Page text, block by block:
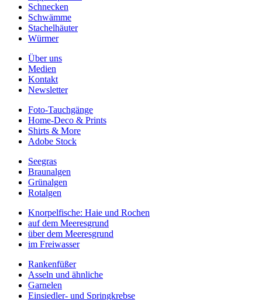
Schnecken
Schwämme
Stachelhäuter
Würmer
Über uns
Medien
Kontakt
Newsletter
Foto-Tauchgänge
Home-Deco & Prints
Shirts & More
Adobe Stock
Seegras
Braunalgen
Grünalgen
Rotalgen
Knorpelfische: Haie und Rochen
auf dem Meeresgrund
über dem Meeresgrund
im Freiwasser
Rankenfüßer
Asseln und ähnliche
Garnelen
Einsiedler- und Springkrebse